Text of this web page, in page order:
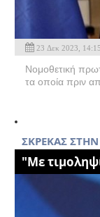
23 Δεκ 2023, 14:15
Νομοθετική
τα οποία πριν
ΣΚΡΕΚΑΣ
"Με